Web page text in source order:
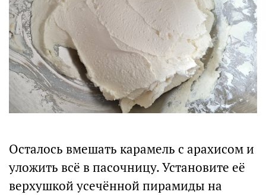
Осталось вмешать карамель с арахисом и
уложить всё в пасочницу. Установите её
верхушкой усечённой пирамиды на